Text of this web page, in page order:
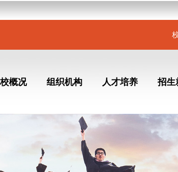
概况 组织机构 人才培养 招生